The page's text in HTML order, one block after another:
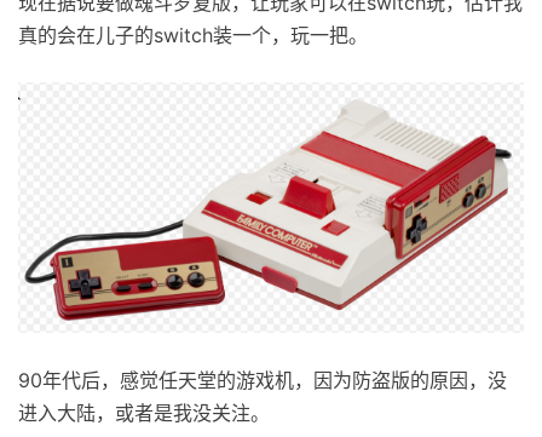
真的会在儿子的switch装一个，玩一把。
90年代后，感觉任天堂的游戏机，因为防盗版的原因，没
进入大陆，或者是我没关注。